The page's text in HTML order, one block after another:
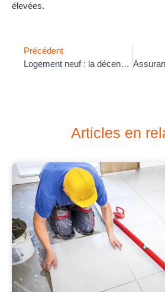
élevées.
Précédent
Logement neuf : la décennale, une assuranceobligatoire et une protection pour les acheteurs
Articles en